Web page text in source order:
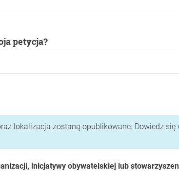
petycja?
lokalizacja zostaną opublikowane. Dowiedz się
inicjatywy obywatelskiej lub